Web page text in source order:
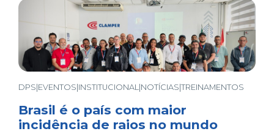
DPS|EVENTOS|INSTITUCIONAL|NOTÍCIAS|TREINAMENTOS
Brasil é o país com maior
incidência de raios no mundo